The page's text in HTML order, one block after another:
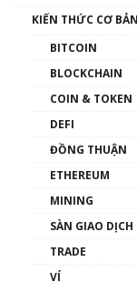
KIẾN THỨC CƠ BẢN
BITCOIN
BLOCKCHAIN
COIN & TOKEN
DEFI
ĐỒNG THUẬN
ETHEREUM
MINING
SÀN GIAO DỊCH
TRADE
VÍ